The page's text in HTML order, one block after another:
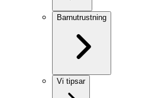
Barnutrustning
Vi tipsar